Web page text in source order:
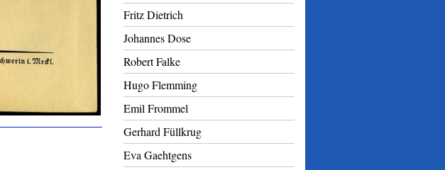
Fritz Dietrich
Johannes Dose
Robert Falke
Hugo Flemming
Emil Frommel
Gerhard Füllkrug
Eva Gaehtgens